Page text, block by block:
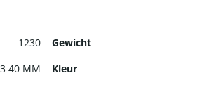
1230 Gewicht
40 MM Kleur